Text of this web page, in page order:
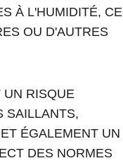
À L'HUMIDITÉ, CE
OU D'AUTRES
UN RISQUE
SAILLANTS,
ÉGALEMENT UN
DES NORMES